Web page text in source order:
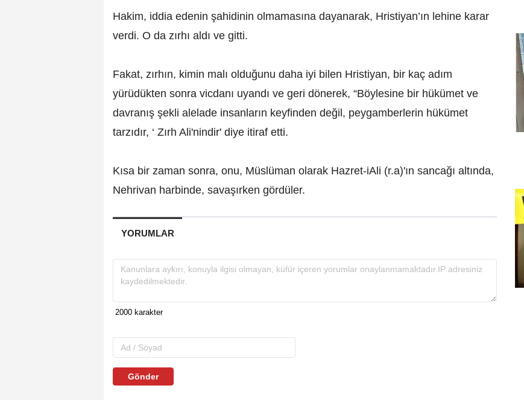
Hakim, iddia edenin şahidinin olmamasına dayanarak, Hristiyan’ın lehine karar
verdi. O da zırhı aldı ve gitti.
Fakat, zırhın, kimin malı olduğunu daha iyi bilen Hristiyan, bir kaç adım
yürüdükten sonra vicdanı uyandı ve geri dönerek, “Böylesine bir hükümet ve
davranış şekli alelade insanların keyfinden değil, peygamberlerin hükümet
tarzıdır, ‘ Zırh Ali'nindir' diye itiraf etti.
Kısa bir zaman sonra, onu, Müslüman olarak Hazret-iAli (r.a)'ın sancağı altında,
Nehrivan harbinde, savaşırken gördüler.
YORUMLAR
Gönder